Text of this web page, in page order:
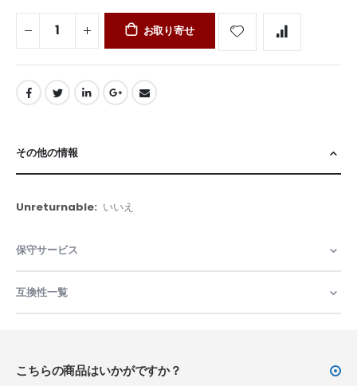
お取り寄せ
その他の情報
そ
の
情
報
いいえ
保守サービス
互換性一覧
こちらの商品はいかがですか？